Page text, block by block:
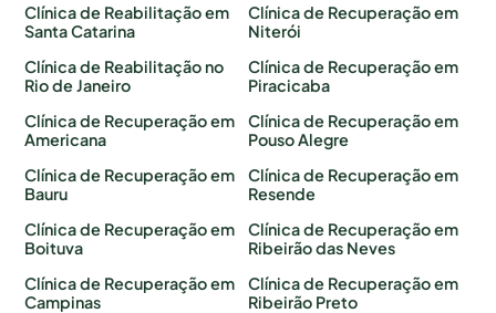
Clínica de Reabilitação em
Santa Catarina
Clínica de Reabilitação no
Rio de Janeiro
Clínica de Recuperação em
Americana
Clínica de Recuperação em
Bauru
Clínica de Recuperação em
Boituva
Clínica de Recuperação em
Campinas
Clínica de Recuperação em
Niterói
Clínica de Recuperação em
Piracicaba
Clínica de Recuperação em
Pouso Alegre
Clínica de Recuperação em
Resende
Clínica de Recuperação em
Ribeirão das Neves
Clínica de Recuperação em
Ribeirão Preto